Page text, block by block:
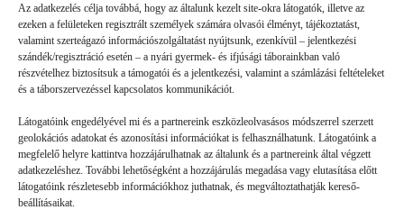
Az adatkezelés célja továbbá, hogy az általunk kezelt site-okra látogatók, illetve az
ezeken a felületeken regisztrált személyek számára olvasói élményt, tájékoztatást,
valamint szerteágazó információszolgáltatást nyújtsunk, ezenkívül – jelentkezési
szándék/regisztráció esetén – a nyári gyermek- és ifjúsági táborainkban való
részvételhez biztosítsuk a támogatói és a jelentkezési, valamint a számlázási feltételeket
és a táborszervezéssel kapcsolatos kommunikációt.
Látogatóink engedélyével mi és a partnereink eszközleolvasásos módszerrel szerzett
geolokációs adatokat és azonosítási információkat is felhasználhatunk. Látogatóink a
megfelelő helyre kattintva hozzájárulhatnak az általunk és a partnereink által végzett
adatkezeléshez. További lehetőségként a hozzájárulás megadása vagy elutasítása előtt
látogatóink részletesebb információkhoz juthatnak, és megváltoztathatják kereső-
beállításaikat.
Volt gyors megoldás
GYEREKSZEM